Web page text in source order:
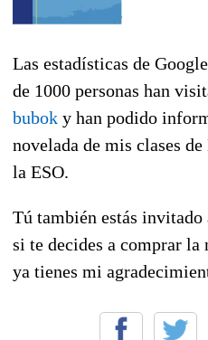
Las estadísticas de
de 1000 personas han
bubok y han podido
novelada de mis clases
la ESO.
Tú también estás invitado
si te decides a comprar la
ya tienes mi